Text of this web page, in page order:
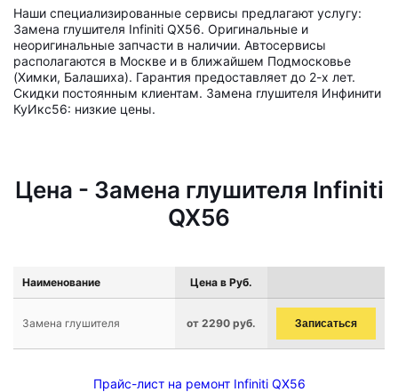
Наши специализированные сервисы предлагают услугу:
Замена глушителя Infiniti QX56. Оригинальные и
неоригинальные запчасти в наличии. Автосервисы
располагаются в Москве и в ближайшем Подмосковье
(Химки, Балашиха). Гарантия предоставляет до 2-х лет.
Скидки постоянным клиентам. Замена глушителя Инфинити
КуИкс56: низкие цены.
Цена - Замена глушителя Infiniti
QX56
Наименование Цена в Руб.
Замена глушителя от 2290 руб. Записаться
Прайс-лист на ремонт Infiniti QX56